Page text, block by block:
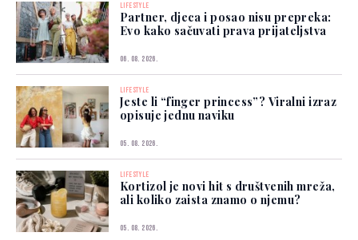
LIFESTYLE
Partner, djeca i posao nisu prepreka:
Evo kako sačuvati prava prijateljstva
06. 08. 2026.
LIFESTYLE
Jeste li “finger princess”? Viralni izraz
opisuje jednu naviku
05. 08. 2026.
LIFESTYLE
Kortizol je novi hit s društvenih mreža,
ali koliko zaista znamo o njemu?
05. 08. 2026.